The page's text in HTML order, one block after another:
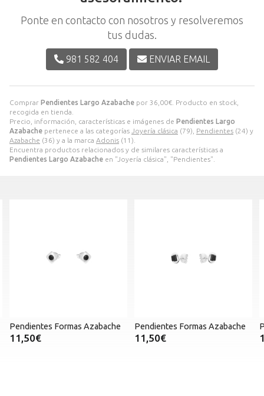
Comprar Pendientes Largo Azabache por 36,00€ . Producto en stock,
recogida en tienda.
Precio, información, características e imágenes de Pendientes Largo
Azabache pertenece a las categorías Joyería clásica (79), Pendientes (24) y
Azabache (36) y a la marca Adonis (11).
Encuentra productos relacionados y de similares características a
Pendientes Largo Azabache en "Joyería clásica", "Pendientes".
Ponte en contacto con nosotros y resolveremos
tus dudas.
981 582 404 ENVIAR EMAIL
Pendientes Formas Azabache
11,50€
Pendientes Formas Azabache
11,50€